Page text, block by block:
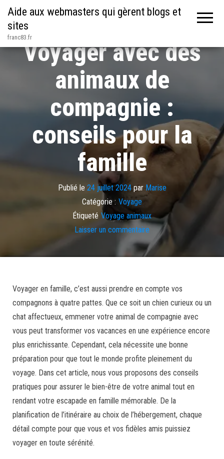
Aide aux webmasters qui gèrent blogs et
sites
franc83.fr
Voyager avec des
animaux de
compagnie :
conseils pour la
famille
Publié le 24 juillet 2024par Marise
Catégorie : Voyage
Étiqueté Voyage animaux
Laisser un commentaire
Voyager en famille, c’est aussi prendre en compte vos
compagnons à quatre pattes. Que ce soit un chien curieux ou un
chat affectueux, emmener votre animal de compagnie avec
vous peut transformer vos vacances en une expérience encore
plus enrichissante. Cependant, cela nécessite une bonne
préparation pour que tout le monde profite pleinement du
voyage. Dans cet article, nous vous proposons des conseils
pratiques pour assurer le bien-être de votre animal tout en
rendant votre escapade en famille mémorable. De la
planification de l’itinéraire au choix de l’hébergement, chaque
détail compte pour que vous et vos fidèles amis puissiez
voyager en toute sérénité.